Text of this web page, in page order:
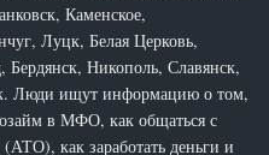
Каменское,
Луцк, Белая Церковь,
Никополь, Славянск,
Люди ищут информацию о том,
в МФО, как общаться с
как заработать деньги и